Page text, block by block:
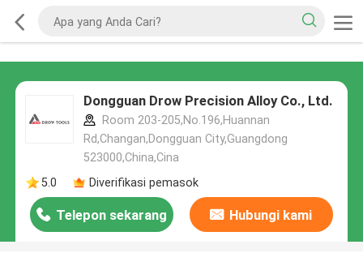
Dongguan Drow Precision Alloy Co., Ltd.
Room 203-205,No.196,Huannan
Rd,Changan,Dongguan City,Guangdong
523000,China,Cina
5.0
Diverifikasi pemasok
Telepon sekarang Hubungi kami